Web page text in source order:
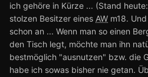
ich gehöre in Kürze ... (Stand
stolzen Besitzer eines AW m18.
schon an ... Wenn man so einen
den Tisch legt, möchte man ihn
bestmöglich "ausnutzen" bzw. die
habe ich sowas bisher nie getan.